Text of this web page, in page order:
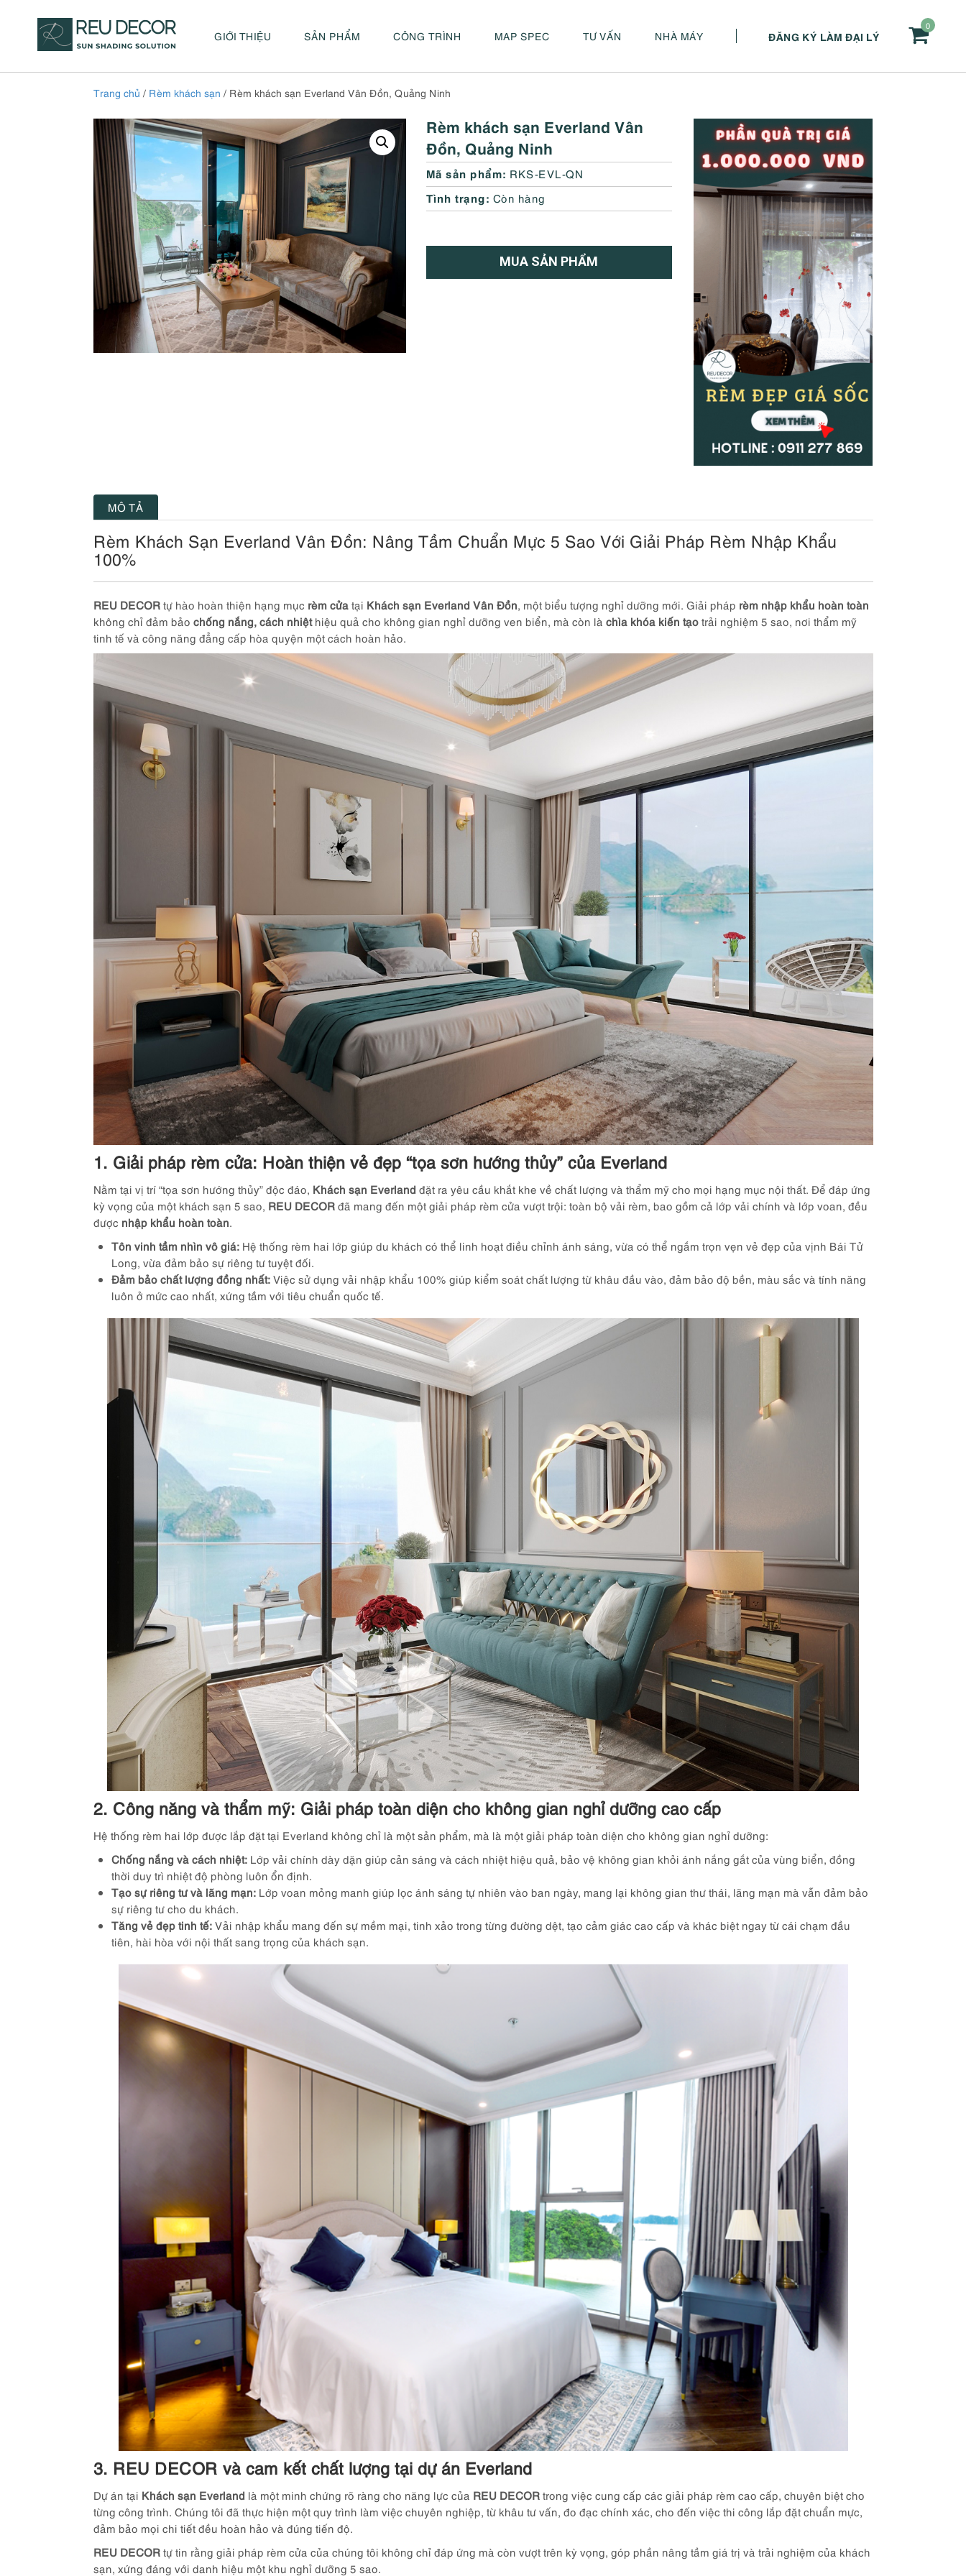
0
ĐĂNG KÝ LÀM ĐẠI LÝ
GIỚI THIỆU SẢN PHẨM CÔNG TRÌNH MAP SPEC TƯ VẤN NHÀ MÁY
Trang chủ / Rèm khách sạn / Rèm khách sạn Everland Vân Đồn, Quảng Ninh
Rèm khách sạn Everland Vân
Đồn, Quảng Ninh
Mã sản phẩm: RKS-EVL-QN
Tình trạng: Còn hàng
MUA SẢN PHẨM
MÔ TẢ
Rèm Khách Sạn Everland Vân Đồn: Nâng Tầm Chuẩn Mực 5 Sao Với Giải Pháp Rèm Nhập Khẩu
100%
REU DECORtự hào hoàn thiện hạng mục rèm cửatại Khách sạn Everland Vân Đồn, một biểu tượng nghỉ dưỡng mới. Giải pháp rèm nhập khẩu hoàn toàn
không chỉ đảm bảo chống nắng, cách nhiệthiệu quả cho không gian nghỉ dưỡng ven biển, mà còn là chìa khóa kiến tạotrải nghiệm 5 sao, nơi thẩm mỹ
tinh tế và công năng đẳng cấp hòa quyện một cách hoàn hảo.
1. Giải pháp rèm cửa: Hoàn thiện vẻ đẹp “tọa sơn hướng thủy” của Everland
Nằm tại vị trí “tọa sơn hướng thủy” độc đáo, Khách sạn Everland đặt ra yêu cầu khắt khe về chất lượng và thẩm mỹ cho mọi hạng mục nội thất. Để đáp ứng
kỳ vọng của một khách sạn 5 sao, REU DECORđã mang đến một giải pháp rèm cửa vượt trội: toàn bộ vải rèm, bao gồm cả lớp vải chính và lớp voan, đều
được nhập khẩu hoàn toàn
Tôn vinh tầm nhìn vô giá:Hệ thống rèm hai lớp giúp du khách có thể linh hoạt điều chỉnh ánh sáng, vừa có thể ngắm trọn vẹn vẻ đẹp của vịnh Bái Tử
Long, vừa đảm bảo sự riêng tư tuyệt đối.
Đảm bảo chất lượng đồng nhất:Việc sử dụng vải nhập khẩu 100% giúp kiểm soát chất lượng từ khâu đầu vào, đảm bảo độ bền, màu sắc và tính năng
luôn ở mức cao nhất, xứng tầm với tiêu chuẩn quốc tế.
2. Công năng và thẩm mỹ: Giải pháp toàn diện cho không gian nghỉ dưỡng cao cấp
Hệ thống rèm hai lớp được lắp đặt tại Everland không chỉ là một sản phẩm, mà là một giải pháp toàn diện cho không gian nghỉ dưỡng:
Chống nắng và cách nhiệt:Lớp vải chính dày dặn giúp cản sáng và cách nhiệt hiệu quả, bảo vệ không gian khỏi ánh nắng gắt của vùng biển, đồng
thời duy trì nhiệt độ phòng luôn ổn định.
Tạo sự riêng tư và lãng mạn:Lớp voan mỏng manh giúp lọc ánh sáng tự nhiên vào ban ngày, mang lại không gian thư thái, lãng mạn mà vẫn đảm bảo
sự riêng tư cho du khách.
Tăng vẻ đẹp tinh tế:Vải nhập khẩu mang đến sự mềm mại, tinh xảo trong từng đường dệt, tạo cảm giác cao cấp và khác biệt ngay từ cái chạm đầu
tiên, hài hòa với nội thất sang trọng của khách sạn.
3. REU DECOR và cam kết chất lượng tại dự án Everland
Dự án tại Khách sạn Everland là một minh chứng rõ ràng cho năng lực của REU DECORtrong việc cung cấp các giải pháp rèm cao cấp, chuyên biệt cho
từng công trình. Chúng tôi đã thực hiện một quy trình làm việc chuyên nghiệp, từ khâu tư vấn, đo đạc chính xác, cho đến việc thi công lắp đặt chuẩn mực,
đảm bảo mọi chi tiết đều hoàn hảo và đúng tiến độ.
REU DECORtự tin rằng giải pháp rèm cửa của chúng tôi không chỉ đáp ứng mà còn vượt trên kỳ vọng, góp phần nâng tầm giá trị và trải nghiệm của khách
sạn, xứng đáng với danh hiệu một khu nghỉ dưỡng 5 sao.